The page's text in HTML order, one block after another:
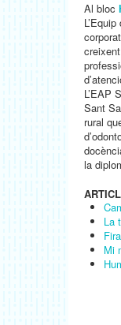
Al bloc
L’EAP
Sant
rural
la
La
Mi